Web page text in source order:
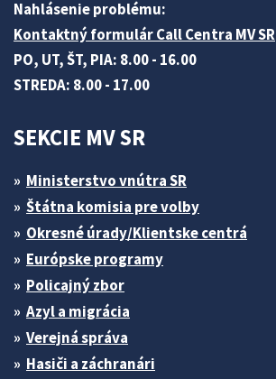
Nahlásenie problému:
Kontaktný formulár Call Centra MV SR
PO, UT, ŠT, PIA: 8.00 - 16.00
STREDA: 8.00 - 17.00
SEKCIE MV SR
Ministerstvo vnútra SR
Štátna komisia pre volby
Okresné úrady/Klientske centrá
Európske programy
Policajný zbor
Azyl a migrácia
Verejná správa
Hasiči a záchranári